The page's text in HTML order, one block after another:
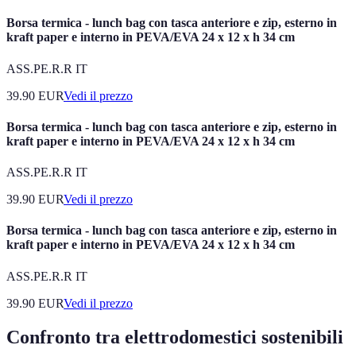
Borsa termica - lunch bag con tasca anteriore e zip, esterno in
kraft paper e interno in PEVA/EVA 24 x 12 x h 34 cm
ASS.PE.R.R IT
39.90 EURVedi il prezzo
Borsa termica - lunch bag con tasca anteriore e zip, esterno in
kraft paper e interno in PEVA/EVA 24 x 12 x h 34 cm
ASS.PE.R.R IT
39.90 EURVedi il prezzo
Borsa termica - lunch bag con tasca anteriore e zip, esterno in
kraft paper e interno in PEVA/EVA 24 x 12 x h 34 cm
ASS.PE.R.R IT
39.90 EURVedi il prezzo
Confronto tra elettrodomestici sostenibili